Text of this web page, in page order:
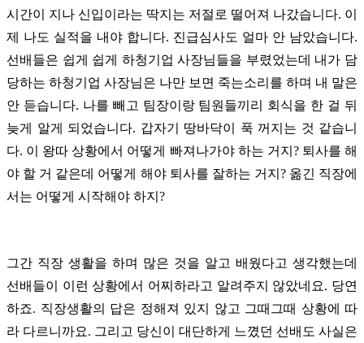
시간이 지나 신입이라는 딱지는 저절로 떨어져 나갔습니다. 이
제 나도 실적을 내야 합니다. 진급심사도 얼마 안 남았습니다.
선배들은 쉽게 쉽게 하청기업 사장님들을 부렸었는데 내가 담
당하는 하청기업 사장님은 나만 보면 죽는소리를 하며 내 말은
안 듣습니다. 나를 빼고 팀장이랑 팀원들끼리 회식을 한 걸 뒤
늦게 알게 되었습니다. 갑자기 땅바닥이 푹 꺼지는 것 같습니
다. 이 왕따 상황에서 어떻게 빠져나가야 하는 거지? 퇴사를 해
야 할 거 같은데 어떻게 해야 퇴사를 잘하는 거지? 옮긴 직장에
서는 어떻게 시작해야 하지?
그간 직장 생활을 하며 많은 것을 알고 배웠다고 생각했는데
선배들이 이런 상황에서 어찌하라고 알려주지 않았네요. 당연
하죠. 직장생활의 답은 정해져 있지 않고 그때그때 상황에 따
라 다르니까요. 그리고 당신이 대단하게 느꼈던 선배도 사실은